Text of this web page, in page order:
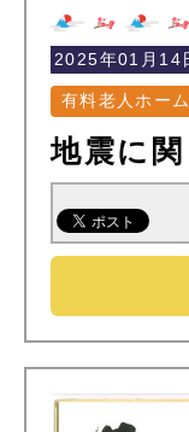
2025年01月
有料老人ホー
地震に